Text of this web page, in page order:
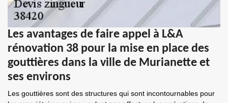
Les avantages de faire appel à L&A
rénovation 38 pour la mise en place des
gouttières dans la ville de Murianette et
ses environs
Les gouttières sont des structures qui sont incontournables pour